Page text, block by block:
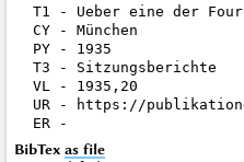
T1 - Ueber eine der
CY - München
PY - 1935
T3 - Sitzungsberichte
VL - 1935,20
UR - https://
BibTex as file